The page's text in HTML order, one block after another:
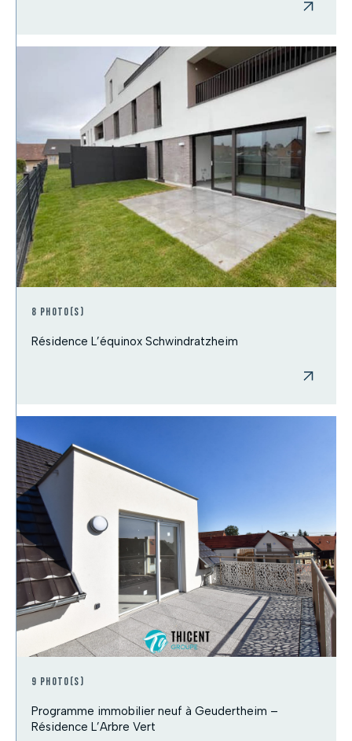
8 photo(s)
Résidence L’équinox Schwindratzheim
9 photo(s)
Programme immobilier neuf à Geudertheim –
Résidence L’Arbre Vert